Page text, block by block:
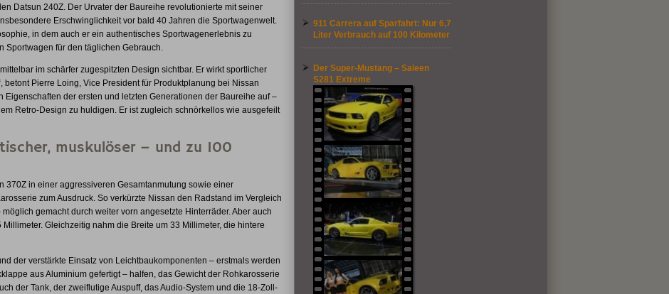
Datsun 240Z. Der Urvater der Baureihe revolutionierte mit seiner
Erschwinglichkeit vor bald 40 Jahren die Sportwagenwelt.
in dem auch er ein authentisches Sportwagenerlebnis zu
Sportwagen für den täglichen Gebrauch.
im schärfer zugespitzten Design sichtbar. Er wirkt sportlicher
betont Pierre Loing, Vice President für Produktplanung bei Nissan
Eigenschaften der ersten und letzten Generationen der Baureihe auf –
Retro-Design zu huldigen. Er ist zugleich schnörkellos wie ausgefeilt
muskulöser – und zu 100
370Z in einer aggressiveren Gesamtanmutung sowie einer
zum Ausdruck. So verkürzte Nissan den Radstand im Vergleich
gemacht durch weiter vorn angesetzte Hinterräder. Aber auch
Gleichzeitig nahm die Breite um 33 Millimeter, die hintere
der verstärkte Einsatz von Leichtbaukomponenten – erstmals werden
aus Aluminium gefertigt – halfen, das Gewicht der Rohkarosserie
der Tank, der zweiflutige Auspuff, das Audio-System und die 18-Zoll-
911 Carrera auf Sparfahrt: Nur 6,7
Liter Verbrauch auf 100 Kilometer
Der Super-Mustang – Saleen
S281 Extreme